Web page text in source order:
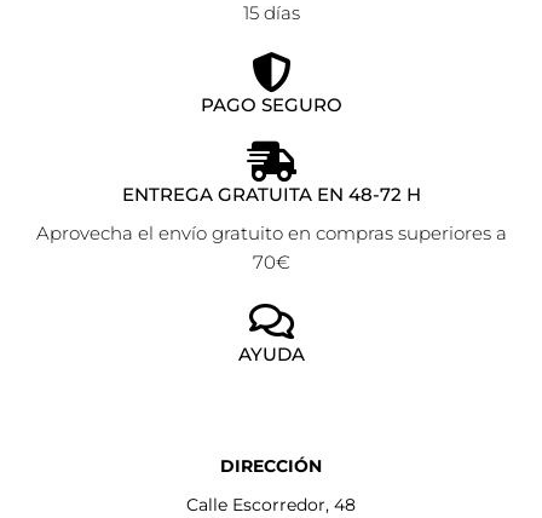
15 días
PAGO SEGURO
ENTREGA GRATUITA EN 48-72 H
Aprovecha el envío gratuito en compras superiores a
70€
AYUDA
DIRECCIÓN
Calle Escorredor, 48